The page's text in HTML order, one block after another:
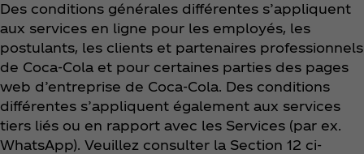
Des conditions générales différentes s’appliquent
aux services en ligne pour les employés, les
postulants, les clients et partenaires professionnels
de Coca‑Cola et pour certaines parties des pages
web d’entreprise de Coca‑Cola. Des conditions
différentes s’appliquent également aux services
tiers liés ou en rapport avec les Services (par ex.
WhatsApp). Veuillez consulter la Section 12 ci-